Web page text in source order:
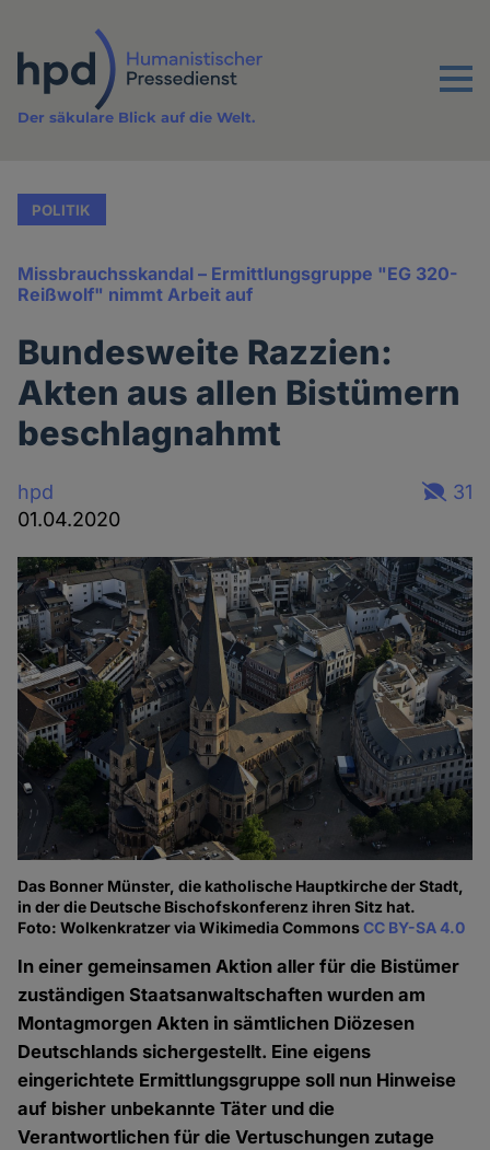
Inhalt
Menu
Der säkulare Blick auf die Welt.
POLITIK
Missbrauchsskandal – Ermittlungsgruppe "EG 320-
Reißwolf" nimmt Arbeit auf
Bundesweite Razzien:
Akten aus allen Bistümern
beschlagnahmt
hpd
01.04.2020
31
Das Bonner Münster, die katholische Hauptkirche der Stadt,
in der die Deutsche Bischofskonferenz ihren Sitz hat.
Foto: Wolkenkratzer via Wikimedia CommonsCC BY-SA 4.0
In einer gemeinsamen Aktion aller für die Bistümer
zuständigen Staatsanwaltschaften wurden am
Montagmorgen Akten in sämtlichen Diözesen
Deutschlands sichergestellt. Eine eigens
eingerichtete Ermittlungsgruppe soll nun Hinweise
auf bisher unbekannte Täter und die
Verantwortlichen für die Vertuschungen zutage